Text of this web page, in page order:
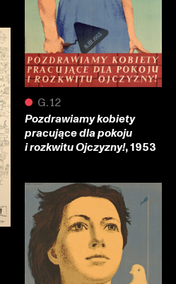
● G.12
Pozdrawiamy kobiety
pracujące dla pokoju
i rozkwitu Ojczyzny!, 1953